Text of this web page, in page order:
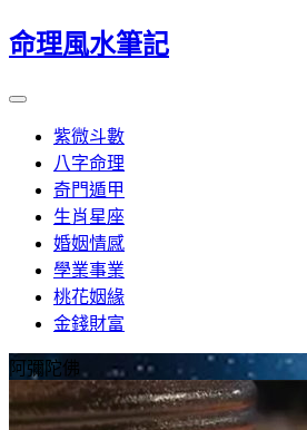
命理風水筆記
紫微斗數
八字命理
奇門遁甲
生肖星座
婚姻情感
學業事業
桃花姻緣
金錢財富
阿彌陀佛